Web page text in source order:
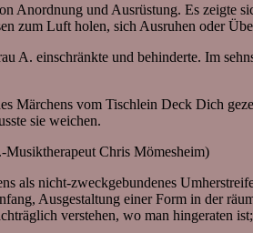
Anordnung und Ausrüstung. Es
zum Luft holen, sich Ausruhen oder
A. einschränkte und behinderte. Im
Märchens vom Tischlein Deck Dich
sie weichen.
Musiktherapeut Chris Mömesheim)
als nicht-zweckgebundenes
Ausgestaltung einer Form in der
verstehen, wo man hingeraten